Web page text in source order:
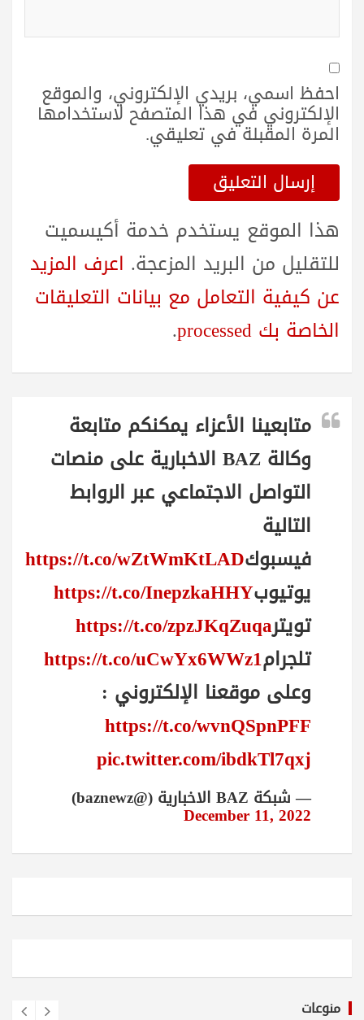
احفظ اسمي، بريدي الإلكتروني، والموقع
الإلكتروني في هذا المتصفح لاستخدامها
المرة المقبلة في تعليقي.
هذا الموقع يستخدم خدمة أكيسميت
للتقليل من البريد المزعجة. اعرف المزيد
عن كيفية التعامل مع بيانات التعليقات
الخاصة بك processed
.
متابعينا الأعزاء يمكنكم متابعة
وكالة BAZ الاخبارية على منصات
التواصل الاجتماعي عبر الروابط
التالية
فيسبوكhttps://t.co/wZtWmKtLAD
يوتيوبhttps://t.co/InepzkaHHY
تويترhttps://t.co/zpzJKqZuqa
تلجرامhttps://t.co/uCwYx6WWz1
وعلى موقعنا الإلكتروني :
https://t.co/wvnQSpnPFF
pic.twitter.com/ibdkTl7qxj
— شبكة BAZ الاخبارية (@baznewz)
December 11, 2022
منوعات